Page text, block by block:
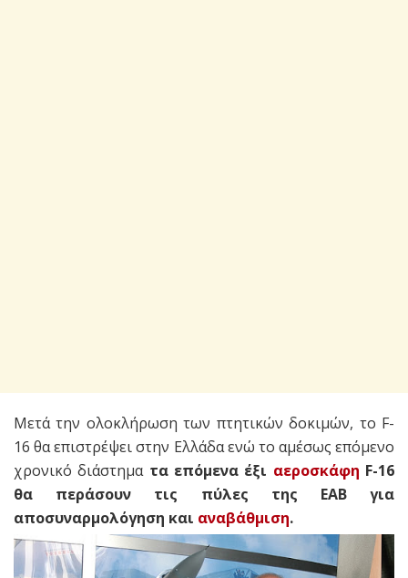
Μετά την ολοκλήρωση των πτητικών δοκιμών, το F-
16 θα επιστρέψει στην Ελλάδα ενώ το αμέσως επόμενο
χρονικό διάστημα τα επόμενα έξι αεροσκάφη F-16
θα περάσουν τις πύλες της ΕΑΒ για
αποσυναρμολόγηση και αναβάθμιση.